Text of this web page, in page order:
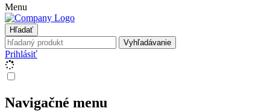
Menu
Hľadať
Vyhľadávanie
Prihlásiť
Navigačné menu